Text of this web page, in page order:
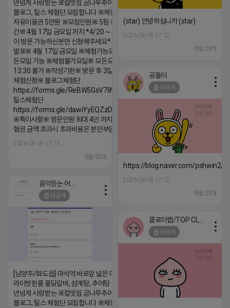
년넘게 사랑받는 로컬맛집 곰나루추어탕에서
블로그, 릴스 체험단 모집합니다 ※체험메뉴※
자유이용권 5만원 ※모집인원※ 5팀 ※모집기
간※ 4월 17일 금요일 까지 *4/20 ~ 4/26 사
이 방문 가능하신분만 신청해주세요* ※체험단
발표※ 4월 17일 금요일 ※체험가능요일※ 모
든요일 가능 ※체험불가요일※ 모든요일 12 ~
13:30 불가 ※작성기한※ 방문 후 3일 이내 ※
체험신청※ 블로그체험단
https://forms.gle/ReBW5GsV789ur2Pz6
릴스체험단
https://forms.gle/dawiYyEQZzDdqf8W8
※특이사항※ 방문인원 최대 4인 까지 가능 체
험권 금액 초과시 초과비용은 본인부담입니다.
2026-04-18 17:13
댓글:20개
(star) 안녕하십니까 (star)
2026-04-18 17:12
댓글:20개
공돌이
비공개
https://blog.naver.com/pshwin2/
2026-04-18 17:12
댓글:20개
비공개
[남양주/화도읍] 마석역 바로앞 넓은 매장과, 프
라이빗한룸 물닭갈비, 삼계탕, 추어탕 맛집 10
년넘게 사랑받는 로컬맛집 곰나루추어탕에서
블로그, 릴스 체험단 모집합니다 ※체험메뉴※
비공개